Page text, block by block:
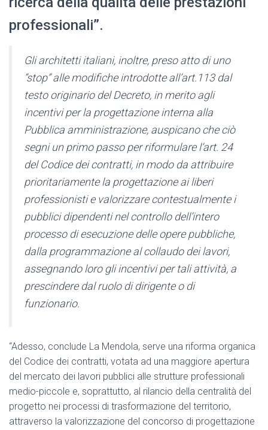
professionali”.
Gli architetti italiani, inoltre, preso atto di uno
“stop” alle modifiche introdotte all’art.113 dal
testo originario del Decreto, in merito agli
incentivi per la progettazione interna alla
Pubblica amministrazione, auspicano che ciò
segni un primo passo per riformulare l’art. 24
del Codice dei contratti, in modo da attribuire
prioritariamente la progettazione ai liberi
professionisti e valorizzare contestualmente i
pubblici dipendenti nel controllo dell’intero
processo di esecuzione delle opere pubbliche,
dalla programmazione al collaudo dei lavori,
assegnando loro gli incentivi per tali attività, a
prescindere dal ruolo di dirigente o di
funzionario.
“Adesso, conclude La Mendola, serve una riforma organica
del Codice dei contratti, votata ad una maggiore apertura
del mercato dei lavori pubblici alle strutture professionali
medio-piccole e, soprattutto, al rilancio della centralità del
progetto nei processi di trasformazione del territorio,
attraverso la valorizzazione del concorso di progettazione